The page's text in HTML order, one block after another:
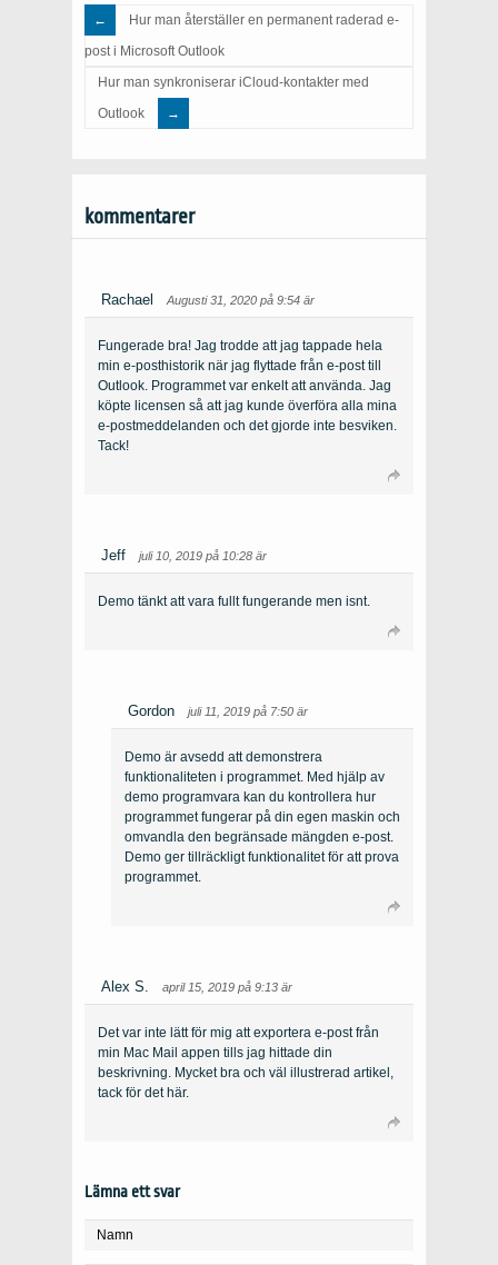
Hur man återställer en permanent raderad e-
post i Microsoft Outlook
Hur man synkroniserar iCloud-kontakter med
Outlook
kommentarer
Rachael Augusti 31, 2020 på 9:54 är
Fungerade bra! Jag trodde att jag tappade hela
min e-posthistorik när jag flyttade från e-post till
Outlook. Programmet var enkelt att använda. Jag
köpte licensen så att jag kunde överföra alla mina
e-postmeddelanden och det gjorde inte besviken.
Tack!
Jeff juli 10, 2019 på 10:28 är
Demo tänkt att vara fullt fungerande men isnt.
Gordon juli 11, 2019 på 7:50 är
Demo är avsedd att demonstrera
funktionaliteten i programmet. Med hjälp av
demo programvara kan du kontrollera hur
programmet fungerar på din egen maskin och
omvandla den begränsade mängden e-post.
Demo ger tillräckligt funktionalitet för att prova
programmet.
Alex S. april 15, 2019 på 9:13 är
Det var inte lätt för mig att exportera e-post från
min Mac Mail appen tills jag hittade din
beskrivning. Mycket bra och väl illustrerad artikel,
tack för det här.
Lämna ett svar